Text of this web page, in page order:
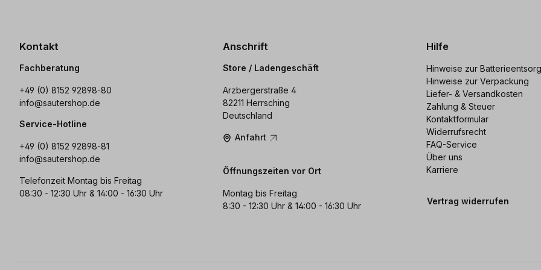
Kontakt
Fachberatung
+49 (0) 8152 92898-80
info@sautershop.de
Service-Hotline
+49 (0) 8152 92898-81
info@sautershop.de
Telefonzeit Montag bis Freitag
08:30 - 12:30 Uhr & 14:00 - 16:30 Uhr
Anschrift
Store / Ladengeschäft
Arzbergerstraße 4
82211 Herrsching
Deutschland
Anfahrt
Öffnungszeiten vor Ort
Montag bis Freitag
8:30 - 12:30 Uhr & 14:00 - 16:30 Uhr
Hilfe
Hinweise zur
Hinweise zur Verpackung
Liefer- & Versandkosten
Zahlung & Steuer
Kontaktformular
Widerrufsrecht
FAQ-Service
Über uns
Karriere
Vertrag widerrufen